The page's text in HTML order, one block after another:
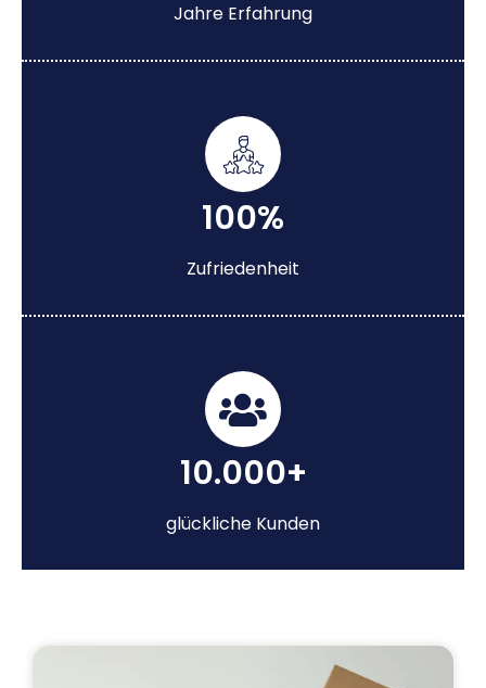
Jahre Erfahrung
100%
Zufriedenheit
10.000+
glückliche Kunden